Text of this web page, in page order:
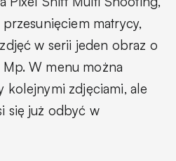
matrycy,
w serii jeden obraz o
W menu można
kolejnymi zdjęciami, ale
się już odbyć w